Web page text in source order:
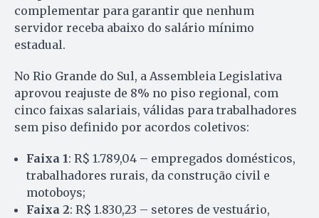
complementar para garantir que nenhum
servidor receba abaixo do salário mínimo
estadual.
No Rio Grande do Sul, a Assembleia Legislativa
aprovou reajuste de 8% no piso regional, com
cinco faixas salariais, válidas para trabalhadores
sem piso definido por acordos coletivos:
Faixa 1: R$ 1.789,04 – empregados domésticos,
trabalhadores rurais, da construção civil e
motoboys;
Faixa 2: R$ 1.830,23 – setores de vestuário,